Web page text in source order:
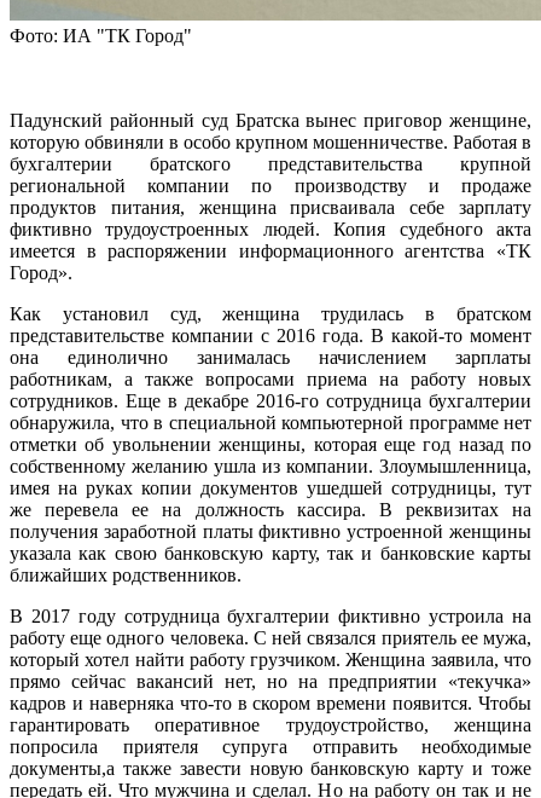
Фото: ИА "ТК Город"
Падунский районный суд Братска вынес приговор женщине,
которую обвиняли в особо крупном мошенничестве. Работая в
бухгалтерии братского представительства крупной
региональной компании по производству и продаже
продуктов питания, женщина присваивала себе зарплату
фиктивно трудоустроенных людей. Копия судебного акта
имеется в распоряжении информационного агентства «ТК
Город».
Как установил суд, женщина трудилась в братском
представительстве компании с 2016 года. В какой-то момент
она единолично занималась начислением зарплаты
работникам, а также вопросами приема на работу новых
сотрудников. Еще в декабре 2016-го сотрудница бухгалтерии
обнаружила, что в специальной компьютерной программе нет
отметки об увольнении женщины, которая еще год назад по
собственному желанию ушла из компании. Злоумышленница,
имея на руках копии документов ушедшей сотрудницы, тут
же перевела ее на должность кассира. В реквизитах на
получения заработной платы фиктивно устроенной женщины
указала как свою банковскую карту, так и банковские карты
ближайших родственников.
В 2017 году сотрудница бухгалтерии фиктивно устроила на
работу еще одного человека. С ней связался приятель ее мужа,
который хотел найти работу грузчиком. Женщина заявила, что
прямо сейчас вакансий нет, но на предприятии «текучка»
кадров и наверняка что-то в скором времени появится. Чтобы
гарантировать оперативное трудоустройство, женщина
попросила приятеля супруга отправить необходимые
документы,а также завести новую банковскую карту и тоже
передать ей. Что мужчина и сделал. Но на работу он так и не